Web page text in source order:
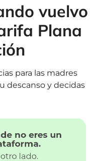
vuelvo
Plana
para las madres
descanso y decidas